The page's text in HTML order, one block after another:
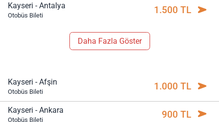
Kayseri - Antalya
Otobüs Bileti 1.500 TL
Daha Fazla Göster
Kayseri - Afşin
Otobüs Bileti 1.000 TL
Kayseri - Ankara
Otobüs Bileti 900 TL